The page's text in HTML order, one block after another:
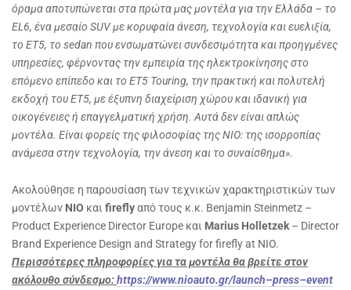
όραμα αποτυπώνεται στα πρώτα μας μοντέλα για την Ελλάδα – το
EL6, ένα μεσαίο SUV με κορυφαία άνεση, τεχνολογία και ευελιξία,
το ET5, το sedan που ενσωματώνει συνδεσιμότητα και προηγμένες
υπηρεσίες, φέρνοντας την εμπειρία της ηλεκτροκίνησης στο
επόμενο επίπεδο και το ET5 Touring, την πρακτική και πολυτελή
εκδοχή του ET5, με έξυπνη διαχείριση χώρου και ιδανική για
οικογένειες ή επαγγελματική χρήση. Αυτά δεν είναι απλώς
μοντέλα. Είναι φορείς της φιλοσοφίας της NIO: της ισορροπίας
ανάμεσα στην τεχνολογία, την άνεση και το συναίσθημα».
Ακολούθησε η παρουσίαση των τεχνικών χαρακτηριστικών των
μοντέλων NIO και fireflyαπό τους κ.κ. Benjamin Steinmetz –
Product Experience Director Europe και Marius Holletzek – Director
Brand Experience Design and Strategy for firefly at NIO.
Περισσότερες πληροφορίες για τα μοντέλα θα βρείτε στον
ακόλουθο σύνδεσμο:https://www.nioauto.gr/launch–press–event